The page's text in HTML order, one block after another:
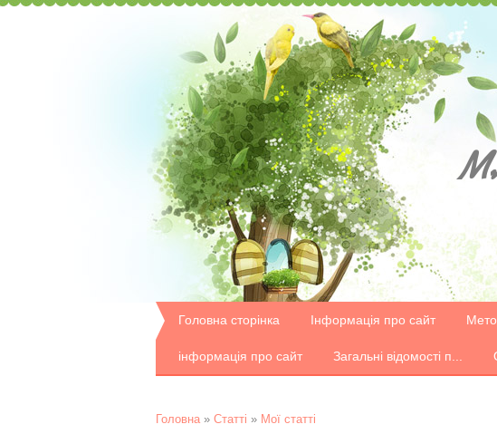
Головна сторінка Інформація про сайт
інформація про сайт Загальні відомості п...
Головна» Статті » Мої статті